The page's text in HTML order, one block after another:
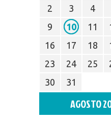
2
3 4
9
10 11
16
17 18
23
24 25
30
31
AGOSTO